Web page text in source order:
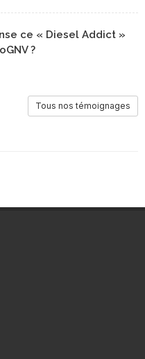
ce « Diesel Addict »
?
Tous nos témoignages